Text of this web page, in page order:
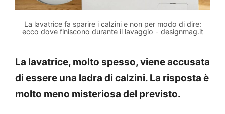
La lavatrice fa sparire i calzini e non per modo di dire:
ecco dove finiscono durante il lavaggio - designmag.it
La lavatrice, molto spesso, viene accusata
di essere una ladra di calzini. La risposta è
molto meno misteriosa del previsto.